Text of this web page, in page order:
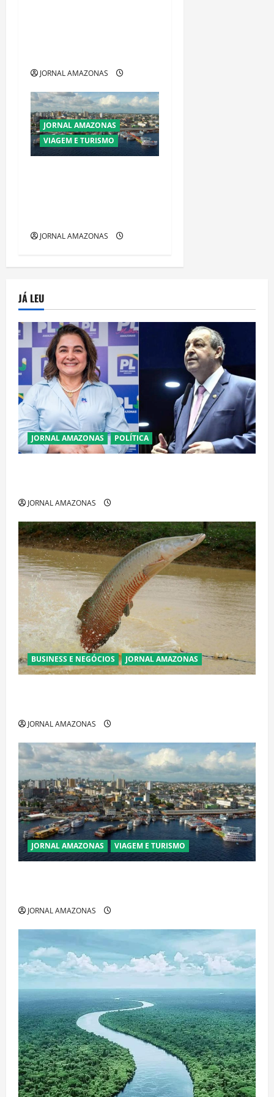
JORNAL AMAZONAS
JORNAL AMAZONAS
VIAGEM E TURISMO
JORNAL AMAZONAS
JÁ LEU
JORNAL AMAZONAS POLÍTICA
JORNAL AMAZONAS
BUSINESS E NEGÓCIOS JORNAL AMAZONAS
JORNAL AMAZONAS
JORNAL AMAZONAS VIAGEM E TURISMO
JORNAL AMAZONAS